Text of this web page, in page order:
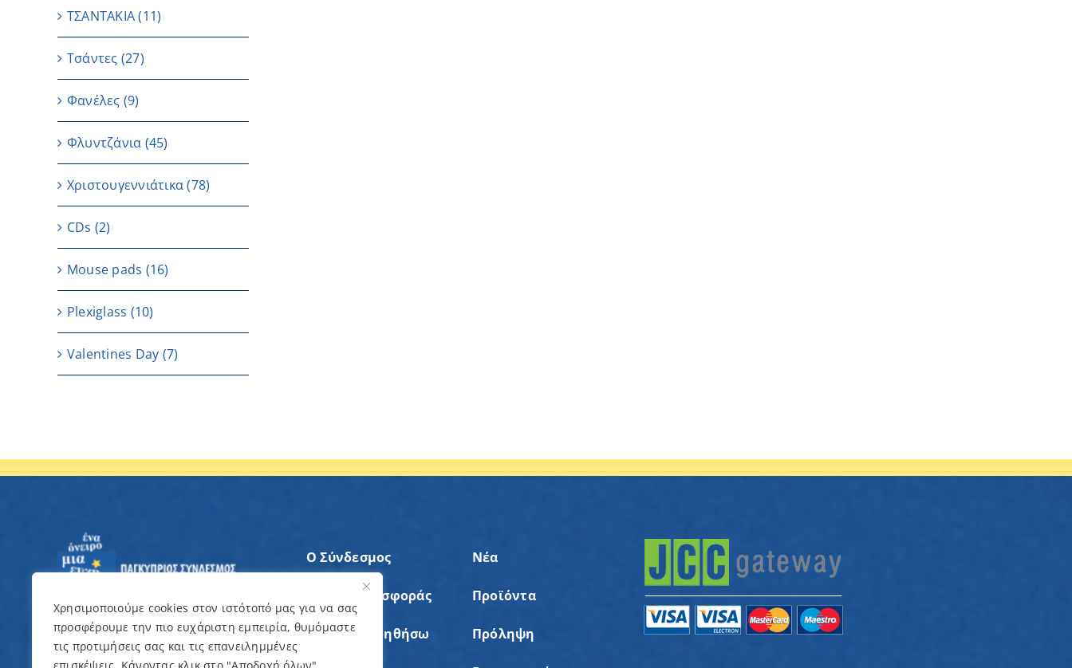
Χρησιμοποιούμε cookies στον ιστότοπό μας για να σας
προσφέρουμε την πιο ευχάριστη εμπειρία, θυμόμαστε
τις προτιμήσεις σας και τις επανειλημμένες
ΤΣΑΝΤΑΚΙΑ (11)
Τσάντες (27)
Φανέλες (9)
Φλυντζάνια (45)
Χριστουγεννιάτικα(78)
CDs (2)
Μouse pads (16)
Plexiglass (10)
Valentines Day (7)
Ο Σύνδεσμος
Άξονες Προσφοράς
Θέλω να Βοηθήσω
Νέα
Προϊόντα
Πρόληψη